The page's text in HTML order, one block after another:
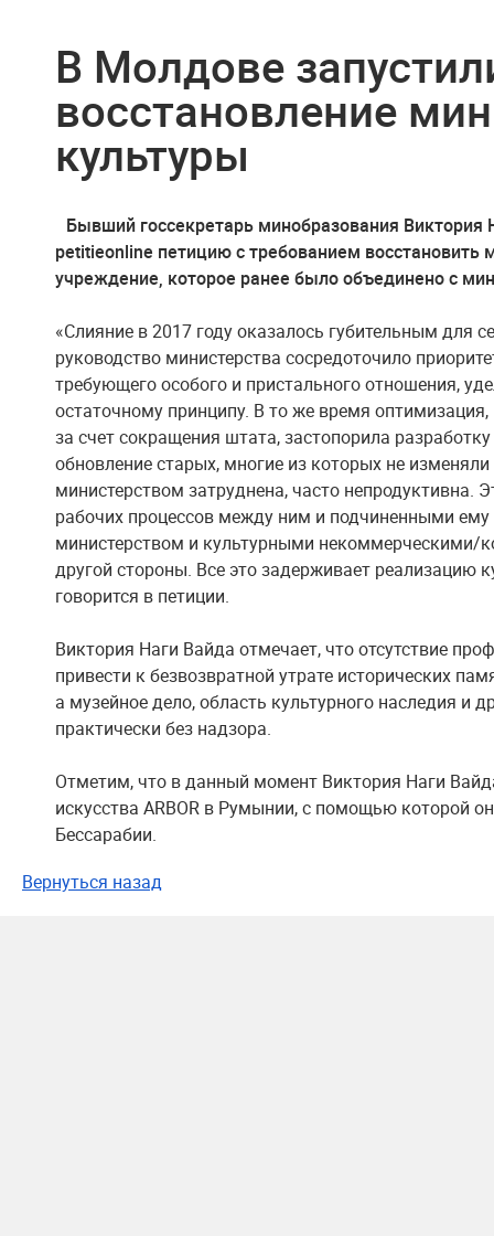
В Молдове
восстановление
культуры
Бывший госсекретарь минобразования Виктория
petitieonline петицию с требованием восстановить
учреждение, которое ранее было объединено с
«Слияние в 2017 году оказалось губительным для
руководство министерства сосредоточило
требующего особого и пристального отношения,
остаточному принципу. В то же время
за счет сокращения штата, застопорила
обновление старых, многие из которых не
министерством затруднена, часто непродуктивна.
рабочих процессов между ним и подчиненными
министерством и культурными некоммерческими/
другой стороны. Все это задерживает реализацию
говорится в петиции.
Виктория Наги Вайда отмечает, что отсутствие
привести к безвозвратной утрате исторических
а музейное дело, область культурного наследия и
практически без надзора.
Отметим, что в данный момент Виктория Наги
искусства ARBOR в Румынии, с помощью которой
Бессарабии.
Вернуться назад